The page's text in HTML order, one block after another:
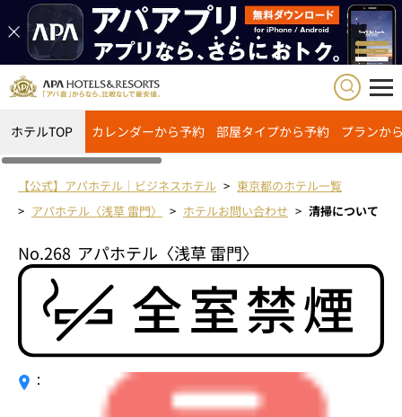
ホテルTOP カレンダーから予約 部屋タイプから予約 プランか
【公式】アパホテル｜ビジネスホテル
東京都のホテル一覧
アパホテル〈浅草 雷門〉
ホテルお問い合わせ 清掃について
No.268 アパホテル〈浅草 雷門〉
：